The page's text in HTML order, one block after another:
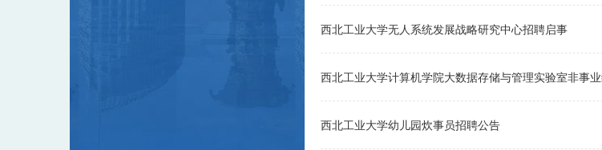
西北工业大学无人系统发展战略研究中心招聘启事
西北工业大学计算机学院大数据存储与管理实验室非事
西北工业大学幼儿园炊事员招聘公告